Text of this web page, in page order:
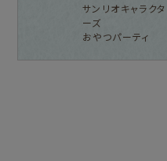
サンリオキャラクタ
ーズ
おやつパーティ